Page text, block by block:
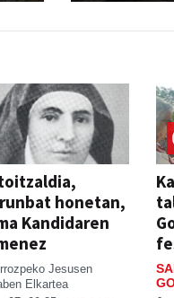
honetan,
Kandidaren
Jesusen
Elkartea